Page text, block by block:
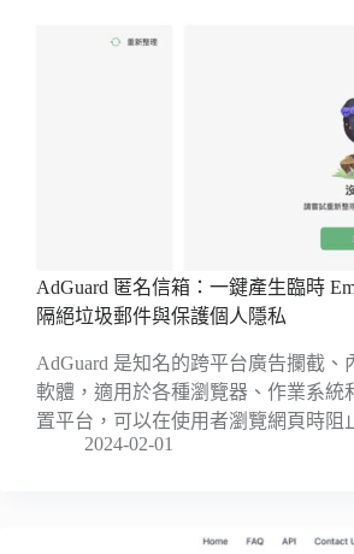
AdGuard 匿名信箱：一鍵產生臨時
隔絕垃圾郵件與保護個人隱私
AdGuard 是知名的跨平台廣告攔截、
軟體，適用於各種瀏覽器、作業系統
置平台，可以在使用者瀏覽網頁時
2024-02-01